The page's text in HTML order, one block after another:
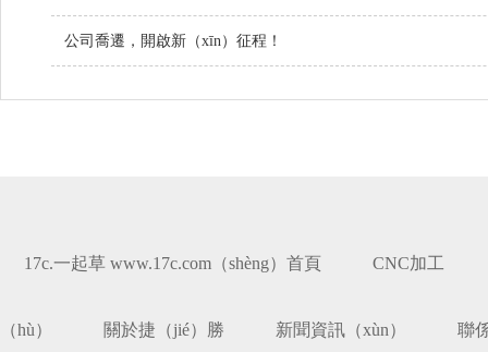
公司喬遷，開啟新（xīn）征程！
17c.一起草 www.17c.com（shèng）首頁 CNC加工
（hù） 關於捷（jié）勝 新聞資訊（xùn） 聯